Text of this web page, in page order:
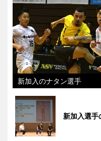
新加入のナタン選手
新加入選手